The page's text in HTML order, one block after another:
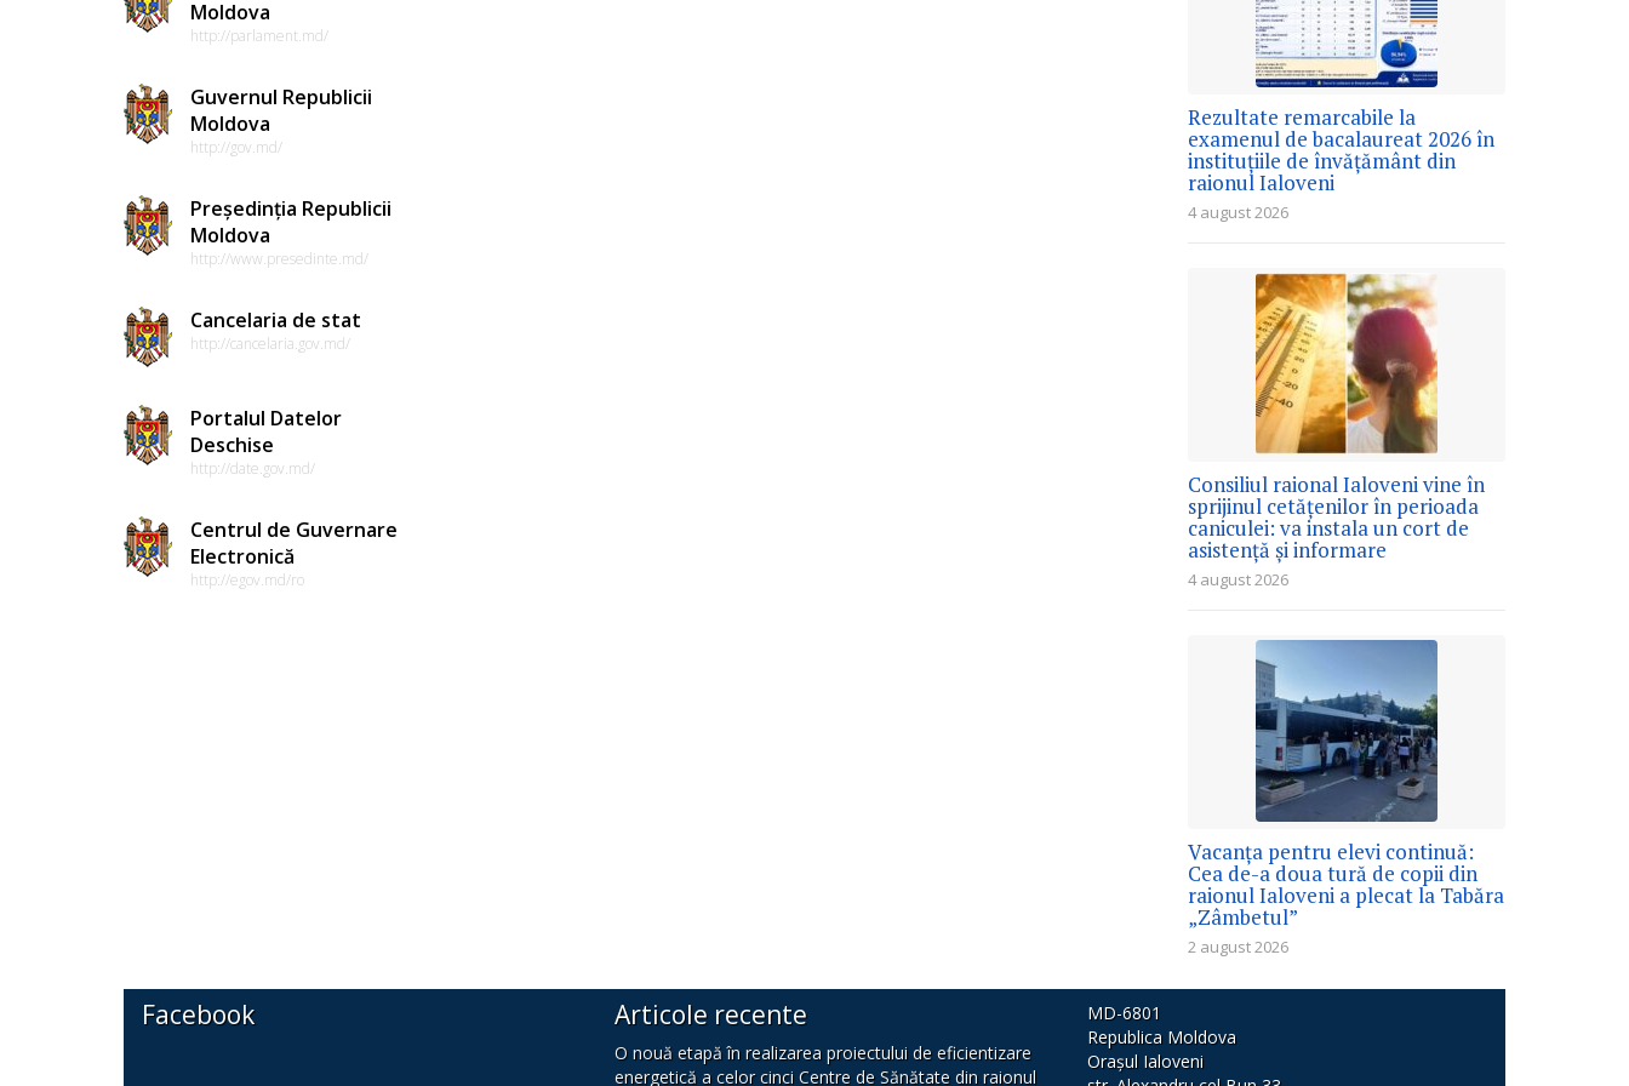
Moldova
http://parlament.md/
Guvernul Republicii
Moldova
http://gov.md/
Președinția Republicii
Moldova
http://www.presedinte.md/
Cancelaria de stat
http://cancelaria.gov.md/
Portalul Datelor
Deschise
http://date.gov.md/
Centrul de Guvernare
Electronică
http://egov.md/ro
Rezultate remarcabile la
examenul de bacalaureat 2026 în
instituțiile de învățământ din
raionul Ialoveni
4 august 2026
Consiliul raional Ialoveni vine în
sprijinul cetățenilor în perioada
caniculei: va instala un cort de
asistență și informare
4 august 2026
Vacanța pentru elevi continuă:
Cea de-a doua tură de copii din
raionul Ialoveni a plecat la Tabăra
„Zâmbetul”
2 august 2026
Facebook Articole recente
O nouă etapă în realizarea proiectului de eficientizare
energetică a celor cinci Centre de Sănătate din raionul
MD-6801
Republica Moldova
Orașul Ialoveni